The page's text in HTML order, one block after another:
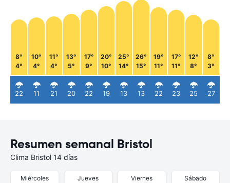
8°
4°
22
10°
4°
11
11°
4°
21
13°
5°
20
17°
9°
22
20°
10°
19
25°
14°
13
26°
15°
13
19°
11°
22
17°
11°
23
12°
8°
25
8°
3°
27
Resumen semanal Bristol
Clima Bristol 14 días
Miércoles
Jueves
Viernes
Sábado